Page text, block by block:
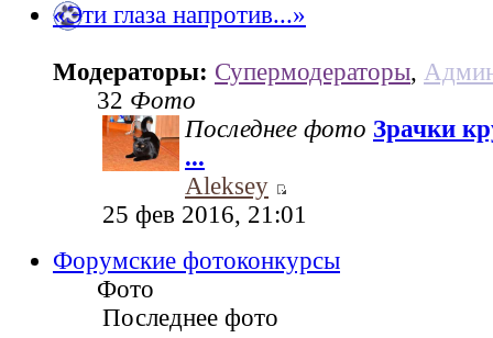
«Эти глаза напротив...»
Модераторы: Супермодераторы,
32 Фото
Последнее фото Зрачки
...
Aleksey
25 фев 2016, 21:01
Форумские фотоконкурсы
Фото
Последнее фото